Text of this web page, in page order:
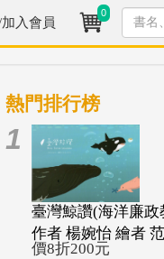
入會員
0
熱門排行榜
1
臺灣鯨讚(海洋廉政
作者 楊婉怡 繪者
價8折200元